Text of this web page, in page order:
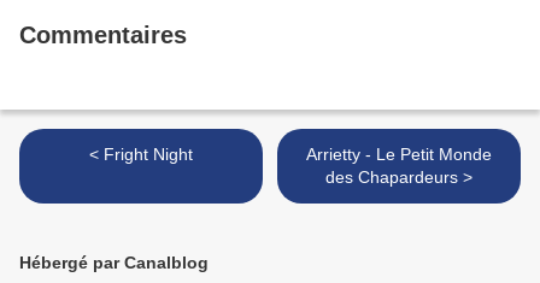
Commentaires
< Fright Night
Arrietty - Le Petit Monde
des Chapardeurs >
Hébergé par Canalblog